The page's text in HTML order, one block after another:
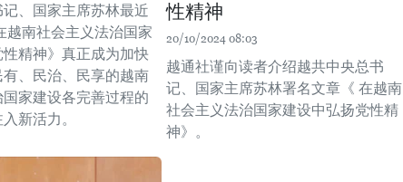
、国家主席苏林最近
越南社会主义法治国家
精神》真正成为加快
、民治、民享的越南
家建设各完善过程的
新活力。
性精神
20/10/2024 08:03
越通社谨向读者介绍越共中央总书
记、国家主席苏林署名文章《 在越南
社会主义法治国家建设中弘扬党性精
神》。